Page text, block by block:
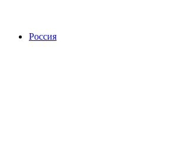
Россия